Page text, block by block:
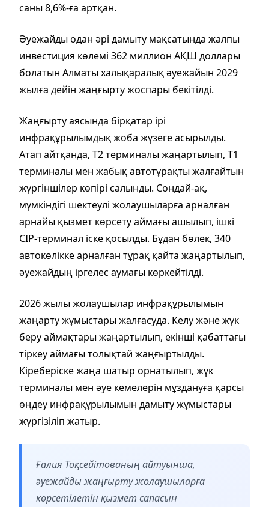
саны 8,6%-ға артқан.
Әуежайды одан әрі дамыту мақсатында жалпы
инвестиция көлемі 362 миллион АҚШ доллары
болатын Алматы халықаралық әуежайын 2029
жылға дейін жаңғырту жоспары бекітілді.
Жаңғырту аясында бірқатар ірі
инфрақұрылымдық жоба жүзеге асырылды.
Атап айтқанда, Т2 терминалы жаңартылып, Т1
терминалы мен жабық автотұрақты жалғайтын
жүргіншілер көпірі салынды. Сондай-ақ,
мүмкіндігі шектеулі жолаушыларға арналған
арнайы қызмет көрсету аймағы ашылып, ішкі
CIP-терминал іске қосылды. Бұдан бөлек, 340
автокөлікке арналған тұрақ қайта жаңартылып,
әуежайдың іргелес аумағы көркейтілді.
2026 жылы жолаушылар инфрақұрылымын
жаңарту жұмыстары жалғасуда. Келу және жүк
беру аймақтары жаңартылып, екінші қабаттағы
тіркеу аймағы толықтай жаңғыртылды.
Кіреберіске жаңа шатыр орнатылып, жүк
терминалы мен әуе кемелерін мұздануға қарсы
өңдеу инфрақұрылымын дамыту жұмыстары
жүргізіліп жатыр.
Ғалия Тоқсейітованың айтуынша,
әуежайды жаңғырту жолаушыларға
көрсетілетін қызмет сапасын